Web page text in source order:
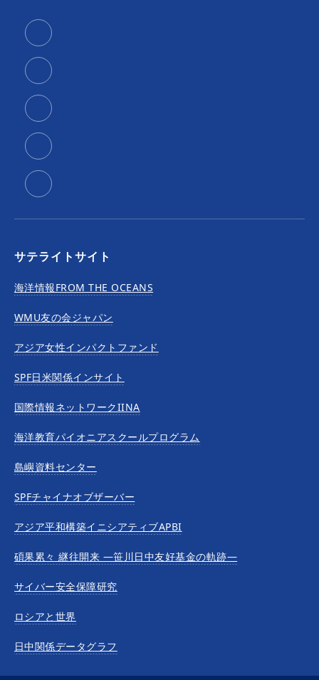
サテライトサイト
海洋情報FROM THE OCEANS
WMU友の会ジャパン
アジア女性インパクトファンド
SPF日米関係インサイト
国際情報ネットワークIINA
海洋教育パイオニアスクールプログラム
島嶼資料センター
SPFチャイナオブザーバー
アジア平和構築イニシアティブAPBI
碩果累々 継往開来 —笹川日中友好基金の軌跡—
サイバー安全保障研究
ロシアと世界
日中関係データグラフ